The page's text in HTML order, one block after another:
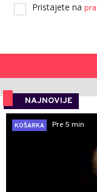
Pristajete na
NAJNOVIJE
KOŠARKA
Pre 5 min